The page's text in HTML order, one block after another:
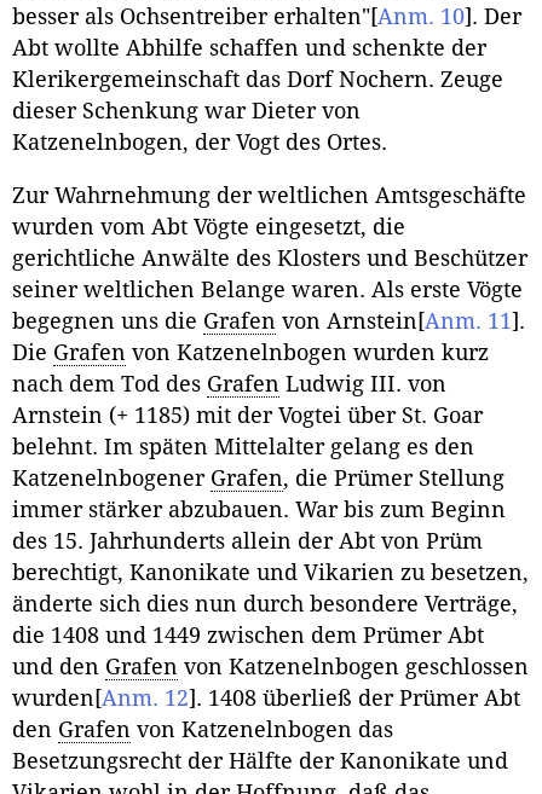
besser als Ochsentreiber erhalten"[Anm. 10] . Der
Abt wollte Abhilfe schaffen und schenkte der
Klerikergemeinschaft das Dorf Nochern. Zeuge
dieser Schenkung war Dieter von
Katzenelnbogen, der Vogt des Ortes.
Zur Wahrnehmung der weltlichen Amtsgeschäfte
wurden vom Abt Vögte eingesetzt, die
gerichtliche Anwälte des Klosters und Beschützer
seiner weltlichen Belange waren. Als erste Vögte
begegnen uns die Grafen von Arnstein [Anm. 11] .
Die Grafen von Katzenelnbogen wurden kurz
nach dem Tod des Grafen Ludwig III. von
Arnstein (+ 1185) mit der Vogtei über St. Goar
belehnt. Im späten Mittelalter gelang es den
Katzenelnbogener Grafen, die Prümer Stellung
immer stärker abzubauen. War bis zum Beginn
des 15. Jahrhunderts allein der Abt von Prüm
berechtigt, Kanonikate und Vikarien zu besetzen,
änderte sich dies nun durch besondere Verträge,
die 1408 und 1449 zwischen dem Prümer Abt
und den Grafen von Katzenelnbogen geschlossen
wurden [Anm. 12] . 1408 überließ der Prümer Abt
den Grafen von Katzenelnbogen das
Besetzungsrecht der Hälfte der Kanonikate und